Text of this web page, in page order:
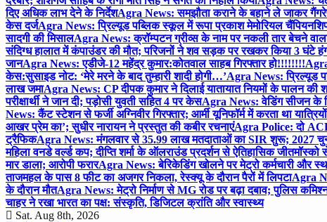
दिए अधिक लाभ देने के निर्देशAgra News: समझौता कराने के बहाने ले जाकर
केस दर्जAgra News: प्रिल्यूड पब्लिक स्कूल में रूपा प्रकाश मेमोरियल
सादगी की मिसालAgra News: क्रॉम्पटन ग्रीव्स के नाम पर नकली तार बेचने
संदिग्ध हालात में कंपाउंडर की मौत; परिजनों ने शव सड़क पर रखकर किया 3 घंटे
जानAgra News: एडीजे-12 महेंद्र कुमार:कोतवाल साहब गिरफ्तार हो!!!!!!!!
केस:सुसाइड नोट: ‘मेरे मरने के बाद तुम्हारी शादी होगी…’Agra News: प्रिल्यूड
लाख जमाAgra News: CP दीपक कुमार ने दिलाई यातायात नियमों के पालन
परीक्षार्थी ने जान दी; पड़ोसी युवती सहित 4 पर केसAgra News: वेडिंग सीजन के
News: कैंट स्टेशन से फर्जी अग्निवीर गिरफ्तार; आर्मी यूनिफॉर्म में करता था
आखर प्रेम का’; सुधीर नारायन ने प्रस्तुत की कबीर रचनाएंAgra Police: दो
ट्रैफिकAgra News: मंगलवार से 35.99 लाख मतदाताओं का SIR शुरू; 2027
महिला वनडे वर्ल्ड कप; दीप्ति शर्मा के ऑलराउंड प्रदर्शन से ऐतिहासिक जीतमॉस्को
मार डाला; आरोपी फरारAgra News: बेरिकेडिंग खोलने पर मेट्रो कर्मचारी और
ताजमहल के पास 8 फीट का अजगर निकला, रेस्क्यू के दौरान पैरों में लिपटाAgra
के दौरान मौतAgra News: मेट्रो निर्माण से MG रोड पर बढ़ा दबाव; पुलिस
चाहर ने रखा भारत का पक्ष: संस्कृति, डिजिटल क्रांति और स्वास्थ्य
Sat. Aug 8th, 2026